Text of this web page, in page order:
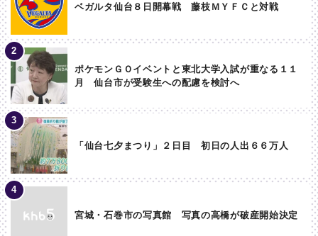
ベガルタ仙台８日開幕戦 藤枝ＭＹＦＣと対戦
ポケモンＧＯイベントと東北大学入試が重なる１１
月 仙台市が受験生への配慮を検討へ
「仙台七夕まつり」２日目 初日の人出６６万人
宮城・石巻市の写真館 写真の高橋が破産開始決定